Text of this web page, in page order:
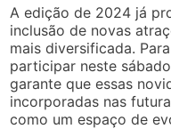
A edição de 2024 já
inclusão de novas
mais diversificada.
participar neste
garante que essas
incorporadas nas
como um espaço de